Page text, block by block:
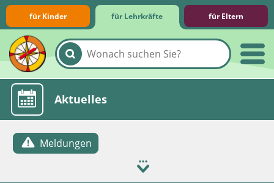
für Kinder für Lehrkräfte für Eltern
Lernmodule
Unterrichts­materialien
Internet-ABC-Schule
Praxishilfen
Aktuelles
Meldungen